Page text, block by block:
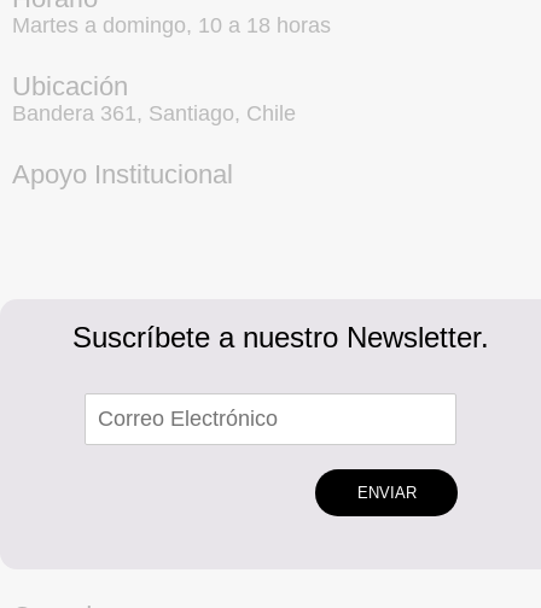
Martes a domingo, 10 a 18 horas
Ubicación
Bandera 361, Santiago, Chile
Apoyo Institucional
Suscríbete a nuestro Newsletter.
ENVIAR